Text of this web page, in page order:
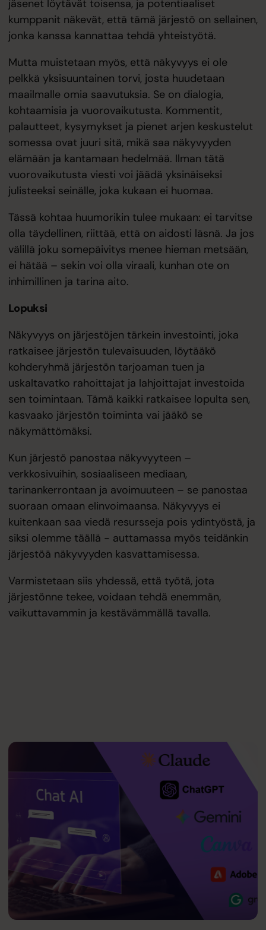
jäsenet löytävät toisensa, ja potentiaaliset
kumppanit näkevät, että tämä järjestö on sellainen,
jonka kanssa kannattaa tehdä yhteistyötä.
Mutta muistetaan myös, että näkyvyys ei ole
pelkkä yksisuuntainen torvi, josta huudetaan
maailmalle omia saavutuksia. Se on dialogia,
kohtaamisia ja vuorovaikutusta. Kommentit,
palautteet, kysymykset ja pienet arjen keskustelut
somessa ovat juuri sitä, mikä saa näkyvyyden
elämään ja kantamaan hedelmää. Ilman tätä
vuorovaikutusta viesti voi jäädä yksinäiseksi
julisteeksi seinälle, joka kukaan ei huomaa.
Tässä kohtaa huumorikin tulee mukaan: ei tarvitse
olla täydellinen, riittää, että on aidosti läsnä. Ja jos
välillä joku somepäivitys menee hieman metsään,
ei hätää – sekin voi olla viraali, kunhan ote on
inhimillinen ja tarina aito.
Lopuksi
Näkyvyys on järjestöjen tärkein investointi, joka
ratkaisee järjestön tulevaisuuden, löytääkö
kohderyhmä järjestön tarjoaman tuen ja
uskaltavatko rahoittajat ja lahjoittajat investoida
sen toimintaan. Tämä kaikki ratkaisee lopulta sen,
kasvaako järjestön toiminta vai jääkö se
näkymättömäksi.
Kun järjestö panostaa näkyvyyteen –
verkkosivuihin, sosiaaliseen mediaan,
tarinankerrontaan ja avoimuuteen – se panostaa
suoraan omaan elinvoimaansa. Näkyvyys ei
kuitenkaan saa viedä resursseja pois ydintyöstä, ja
siksi olemme täällä - auttamassa myös teidänkin
järjestöä näkyvyyden kasvattamisessa.
Varmistetaan siis yhdessä, että työtä, jota
järjestönne tekee, voidaan tehdä enemmän,
vaikuttavammin ja kestävämmällä tavalla.